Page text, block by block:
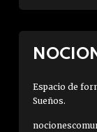
Espacio de
Sueños.